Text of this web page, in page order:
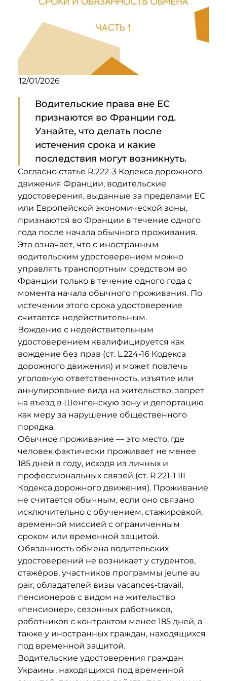
12/01/2026
Водительские права вне ЕС
признаются во Франции год.
Узнайте, что делать после
истечения срока и какие
последствия могут возникнуть.
Согласно статье R.222-3 Кодекса дорожного
движения Франции, водительские
удостоверения, выданные за пределами ЕС
или Европейской экономической зоны,
признаются во Франции в течение одного
года после начала обычного проживания.
Это означает, что с иностранным
водительским удостоверением можно
управлять транспортным средством во
Франции только в течение одного года с
момента начала обычного проживания. По
истечении этого срока удостоверение
считается недействительным.
Вождение с недействительным
удостоверением квалифицируется как
вождение без прав (ст. L.224-16 Кодекса
дорожного движения) и может повлечь
уголовную ответственность, изъятие или
аннулирование вида на жительство, запрет
на въезд в Шенгенскую зону и депортацию
как меру за нарушение общественного
порядка.
Обычное проживание — это место, где
человек фактически проживает не менее
185 дней в году, исходя из личных и
профессиональных связей (ст. R.221-1 III
Кодекса дорожного движения). Проживание
не считается обычным, если оно связано
исключительно с обучением, стажировкой,
временной миссией с ограниченным
сроком или временной защитой.
Обязанность обмена водительских
удостоверений не возникает у студентов,
стажёров, участников программы jeune au
pair, обладателей визы vacances-travail,
пенсионеров с видом на жительство
«пенсионер», сезонных работников,
работников с контрактом менее 185 дней, а
также у иностранных граждан, находящихся
под временной защитой.
Водительские удостоверения граждан
Украины, находящихся под временной